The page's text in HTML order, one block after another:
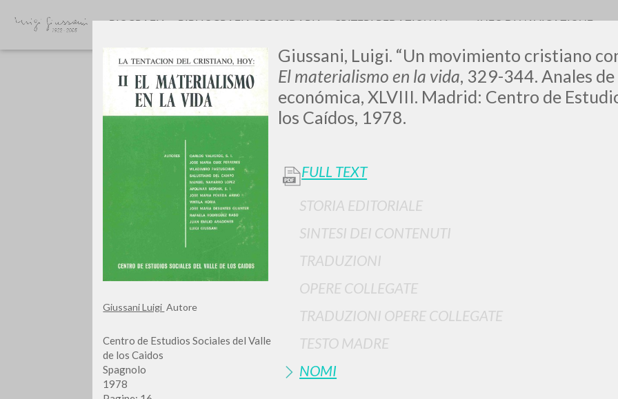
Giussani Luigi Autore
Centro de Estudios Sociales del Valle
de los Caidos
Spagnolo
1978
Giussani, Luigi. “Un movimiento cristiano
El materialismo en la vida, 329-344. Anales
económica, XLVIII. Madrid: Centro de
los Caídos, 1978.
FULL TEXT
STORIA EDITORIALE
SINTESI DEI CONTENUTI
TRADUZIONI
OPERE COLLEGATE
TRADUZIONI OPERE COLLEGATE
TESTO MADRE
NOMI
LUIGI
GIUSSANI
scritti
BIOGRAFIA BIBLIOGRAFIA SECONDARIA CRITERI REDAZIONALI INFO DI NAVIGAZIONE